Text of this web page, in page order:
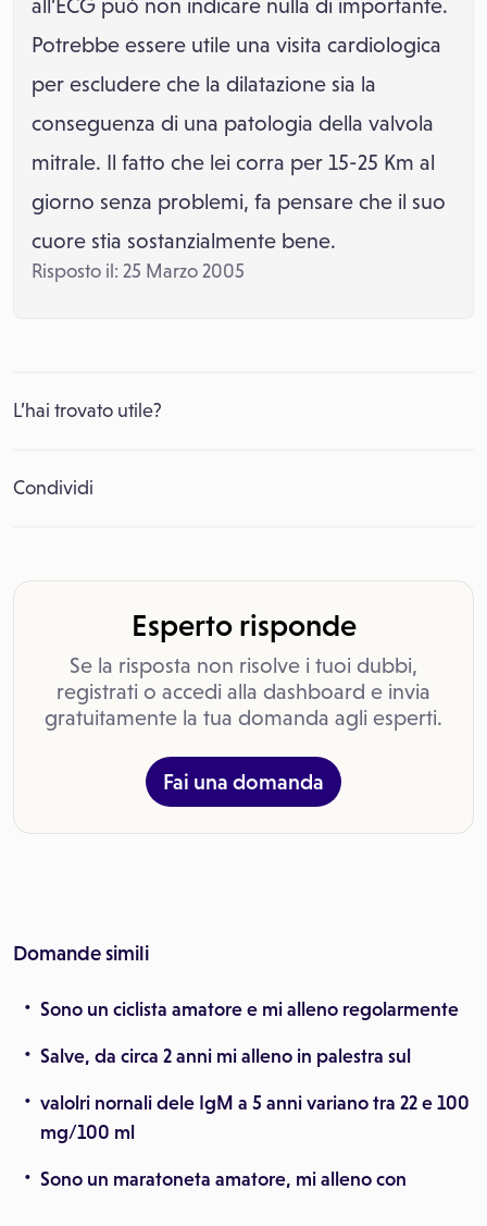
all’ECG può non indicare nulla di importante.
Potrebbe essere utile una visita cardiologica
per escludere che la dilatazione sia la
conseguenza di una patologia della valvola
mitrale. Il fatto che lei corra per 15-25 Km al
giorno senza problemi, fa pensare che il suo
cuore stia sostanzialmente bene.
Risposto il: 25 Marzo 2005
L’hai trovato utile?
Condividi
Esperto risponde
Se la risposta non risolve i tuoi dubbi,
registrati o accedi alla dashboard e invia
gratuitamente la tua domanda agli esperti.
Fai una domanda
Domande simili
Sono un ciclista amatore e mi alleno regolarmente
Salve, da circa 2 anni mi alleno in palestra sul
valolri nornali dele IgM a 5 anni variano tra 22 e 100
mg/100 ml
Sono un maratoneta amatore, mi alleno con